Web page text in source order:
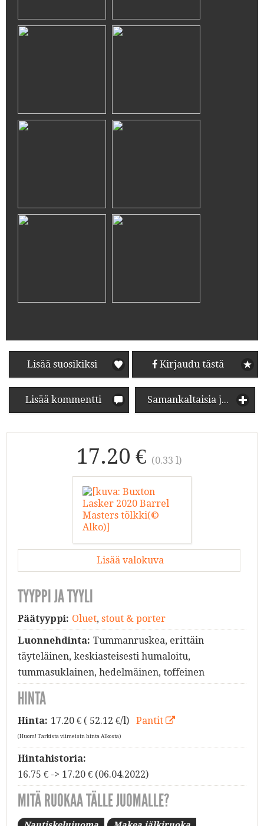
Lisää suosikiksi Kirjaudu tästä
Lisää kommentti Samankaltaisia juomia
17.20 € (0.33 l)
Lisää valokuva
TYYPPI JA TYYLI
Päätyyppi: Oluet, stout & porter
Luonnehdinta: Tummanruskea, erittäin
täyteläinen, keskiasteisesti humaloitu,
tummasuklainen, hedelmäinen, toffeinen
HINTA
Hinta: 17.20€ ( 52.12 €/l) Pantit
(Huom! Tarkista viimeisin hinta Alkosta)
Hintahistoria:
16.75 € -> 17.20 € (06.04.2022)
MITÄ RUOKAA TÄLLE JUOMALLE?